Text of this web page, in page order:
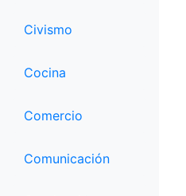
Civismo
Cocina
Comercio
Comunicación